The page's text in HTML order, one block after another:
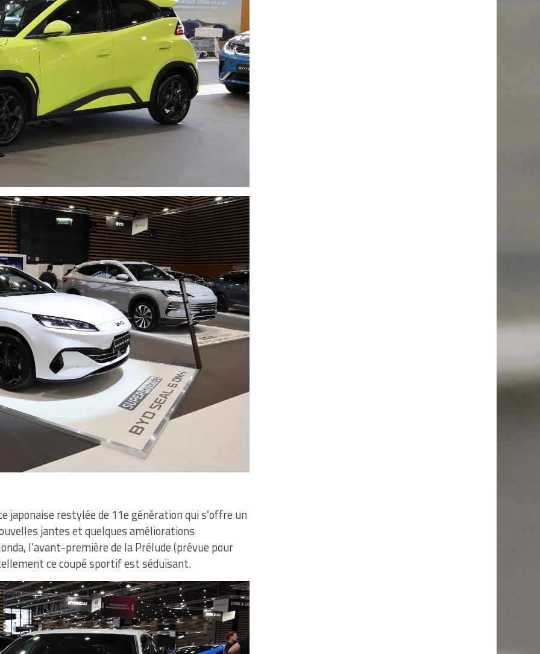
japonaise restylée de 11e génération qui s’offre un
jantes et quelques améliorations
l’avant-première de la Prélude (prévue pour
ce coupé sportif est séduisant.